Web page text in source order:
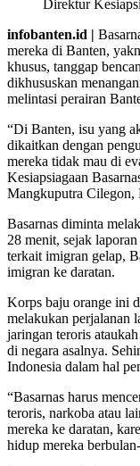
Direktur
infobanten.id |
mereka di Banten,
khusus, tanggap
dikhususkan
melintasi perairan
“Di Banten, isu yang
dikaitkan dengan
mereka tidak mau di
Kesiapsiagaan
Mangkuputra Cilegon,
Basarnas diminta
28 menit, sejak
terkait imigran gelap,
imigran ke daratan.
Korps baju orange ini
melakukan perjalanan
jaringan teroris
di negara asalnya.
Indonesia dalam hal
“Basarnas harus
teroris, narkoba atau
mereka ke daratan,
hidup mereka